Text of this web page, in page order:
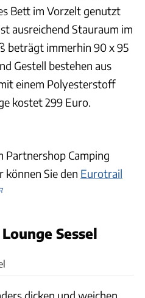
Bett im Vorzelt genutzt
ausreichend Stauraum im
beträgt immerhin 90 x 95
Gestell bestehen aus
einem Polyesterstoff
kostet 299 Euro.
Partnershop Camping
können Sie den Eurotrail
Sessel